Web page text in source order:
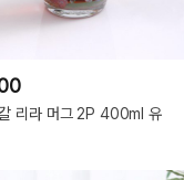
리라 머그 2P 400ml 유